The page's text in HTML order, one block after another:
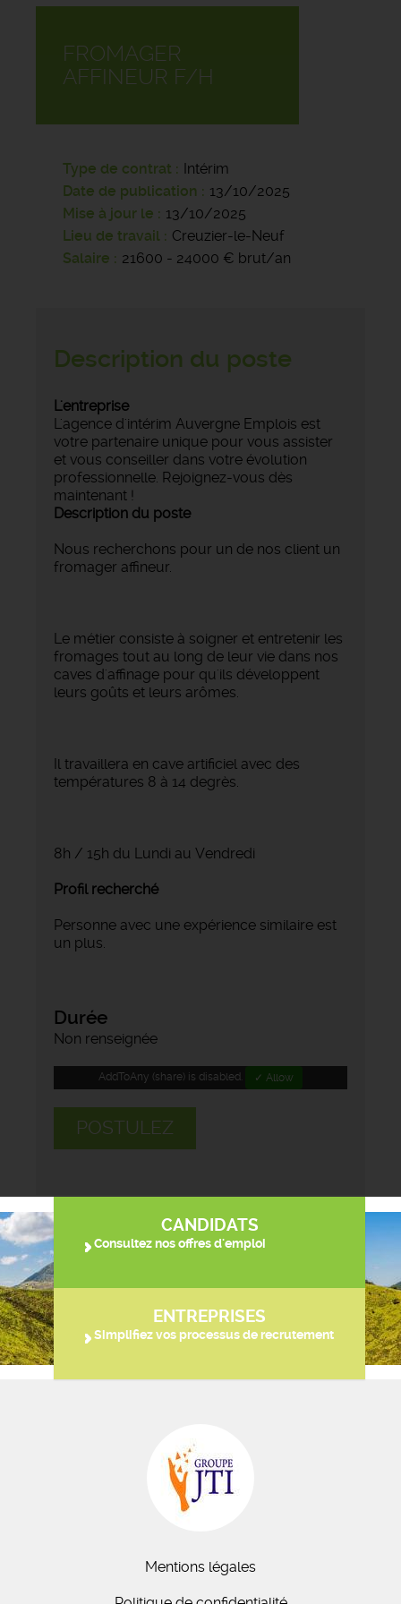
FROMAGER
AFFINEUR F/H
Type de contrat
Intérim
Date de publication
13/10/2025
Mise à jour le
13/10/2025
Lieu de travail
Creuzier-le-Neuf
Salaire
21600 - 24000 € brut/an
Description du poste
L'entreprise
L'agence d'intérim Auvergne Emplois est
votre partenaire unique pour vous assister
et vous conseiller dans votre évolution
professionnelle. Rejoignez-vous dès
maintenant !
Description du poste
Nous recherchons pour un de nos client un
fromager affineur.
Le métier consiste à soigner et entretenir les
fromages tout au long de leur vie dans nos
caves d'affinage pour qu'ils développent
leurs goûts et leurs arômes.
Il travaillera en cave artificiel avec des
températures 8 à 14 degrès.
8h / 15h du Lundi au Vendredi
Profil recherché
Personne avec une expérience similaire est
un plus.
Durée
Non renseignée
AddToAny (share) is disabled. ✓ Allow
POSTULEZ
CANDIDATS
Consultez nos offres d'emploi
ENTREPRISES
Simplifiez vos processus de recrutement
Mentions légales